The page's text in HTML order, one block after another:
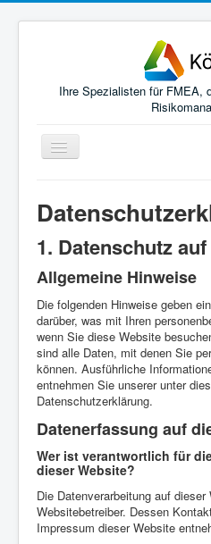
Ihre Spezialisten für FMEA,
Navigation
an/aus
FMEA-Themen für Ihren
Schulung
Empfehlungen
Kontakt
Profil
Definitionen
FAQ
1. Datenschutz
Allgemeine Hinweise
Die folgenden Hinweise geben
darüber, was mit Ihren
wenn Sie diese Website
sind alle Daten, mit denen Sie
können. Ausführliche
entnehmen Sie unserer unter
Datenschutzerklärung.
Datenerfassung auf
Wer ist verantwortlich für
dieser Website?
Die Datenverarbeitung auf
Websitebetreiber. Dessen
Impressum dieser Website